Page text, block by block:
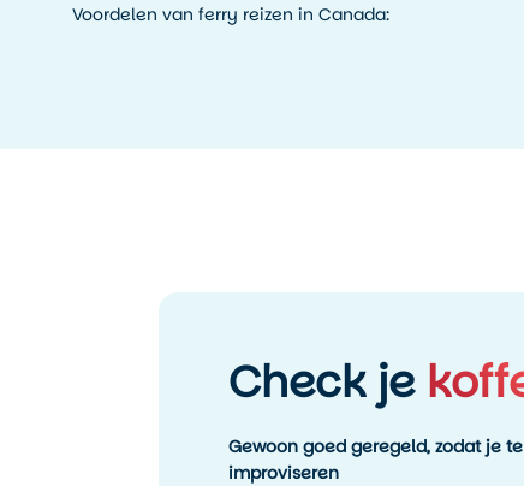
Voordelen van ferry reizen in Canada:
Check je
Gewoon goed geregeld, zodat je
improviseren